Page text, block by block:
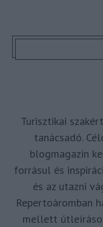
Turisztikai
tanácsadó.
blogmagazin
forrásul és
és az utazni
Repertoáromban
mellett